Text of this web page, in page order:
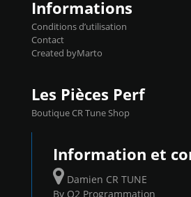
Informations
Conditions d’utilisation
Contact
Created byMarto
Les Pièces Perf
Boutique CR Tune Shop
Information et
Damien CR TUNE
By O2 Programmation